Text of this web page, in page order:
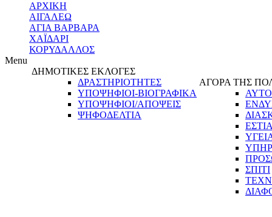
ΑΡΧΙΚΗ
ΑΙΓΑΛΕΩ
ΑΓΙΑ ΒΑΡΒΑΡΑ
ΧΑΪΔΑΡΙ
ΚΟΡΥΔΑΛΛΟΣ
Menu
ΔΗΜΟΤΙΚΕΣ ΕΚΛΟΓΕΣ
ΔΡΑΣΤΗΡΙΟΤΗΤΕΣ
ΥΠΟΨΗΦΙΟΙ-ΒΙΟΓΡΑΦΙΚΑ
ΥΠΟΨΗΦΙΟΙ/ΑΠΟΨΕΙΣ
ΨΗΦΟΔΕΛΤΙΑ
ΑΓΟΡΑ ΤΗΣ
ΣΠΙΤΙ